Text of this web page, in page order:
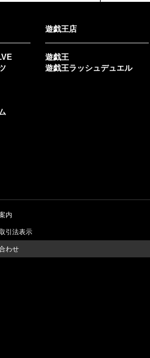
遊戯王店
遊戯王
遊戯王ラッシュデュエル
内
引法表示
わせ